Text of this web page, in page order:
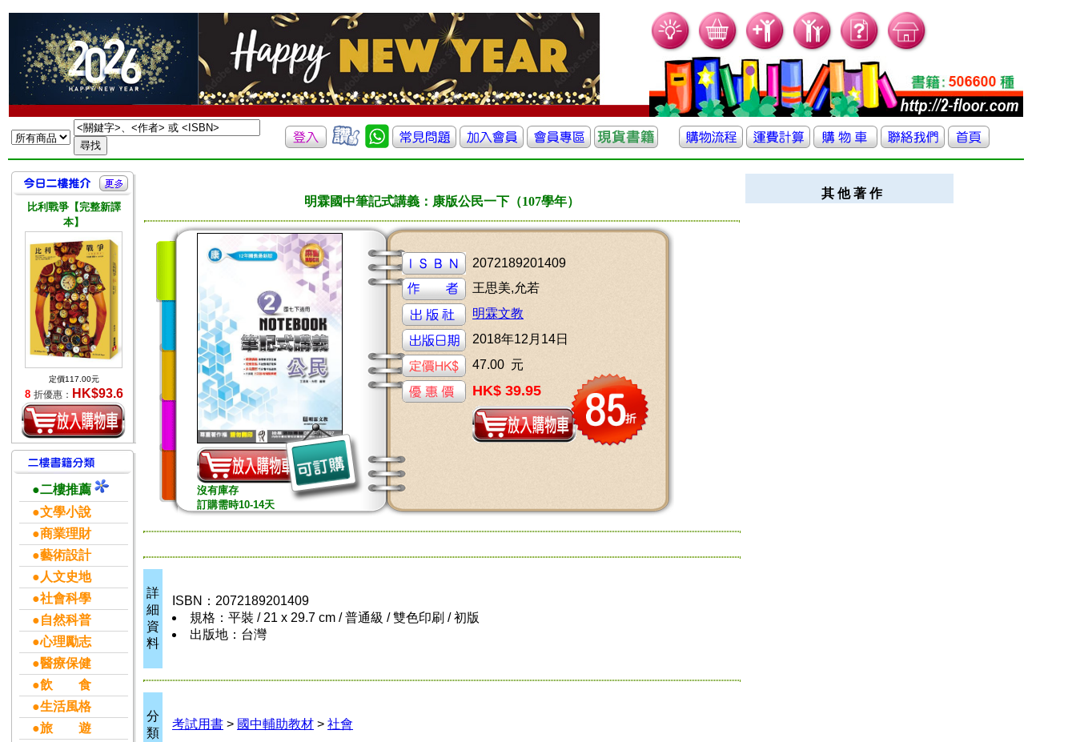
比利戰爭【完整新譯
本】
定價117.00元
8 折優惠： HK$93.6
●二樓推薦
●文學小說
●商業理財
●藝術設計
●人文史地
●社會科學
●自然科普
●心理勵志
●醫療保健
●飲 食
●生活風格
●旅 遊
明霖國中筆記式講義：康版公民一下（107學年）
沒有庫存
訂購需時10-14天
2072189201409
王思美,允若
明霖文教
2018年12月14日
47.00 元
HK$ 39.95
詳
細
資
料
ISBN：2072189201409
規格：平裝 / 21 x 29.7 cm / 普通級 / 雙色印刷 / 初版
出版地：台灣
分
類
考試用書 > 國中輔助教材 > 社會
其 他 著 作